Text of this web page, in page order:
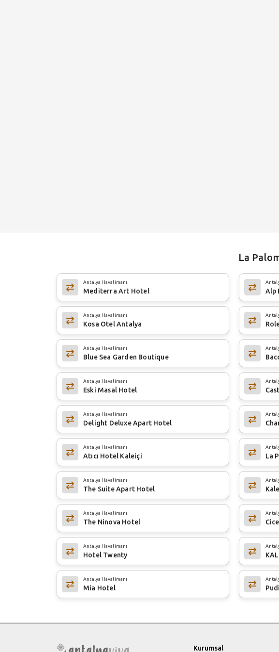
La
Antalya Havalimanı
Mediterra Art Hotel Alp
Antalya Havalimanı
Kosa Otel Antalya
Antalya Havalimanı
Blue Sea Garden Boutique
Antalya Havalimanı
Eski Masal Hotel
Antalya Havalimanı
Delight Deluxe Apart Hotel
Antalya Havalimanı
Atıcı Hotel Kaleiçi La
Antalya Havalimanı
The Suite Apart Hotel
Antalya Havalimanı
The Ninova Hotel
Antalya Havalimanı
Hotel Twenty
Antalya Havalimanı
Mia Hotel
Kurumsal